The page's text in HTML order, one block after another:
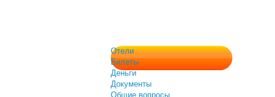
Отели
Билеты
Деньги
Документы
Общие вопросы